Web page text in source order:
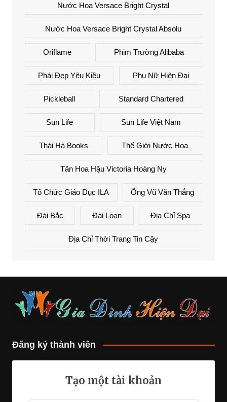
Nước Hoa Versace Bright Crystal
Nước Hoa Versace Bright Crystal Absolu
Oriflame Phim Trường Alibaba
Phái Đẹp Yêu Kiều Phụ Nữ Hiện Đại
Pickleball Standard Chartered
Sun Life Sun Life Việt Nam
Thái Hà Books Thế Giới Nước Hoa
Tân Hoa Hậu Victoria Hoàng Ny
Tổ Chức Giáo Dục ILA Ông Vũ Văn Thắng
Đài Bắc Đài Loan Địa Chỉ Spa
Địa Chỉ Thời Trang Tin Cậy
Đăng ký thành viên
Tạo một tài khoản